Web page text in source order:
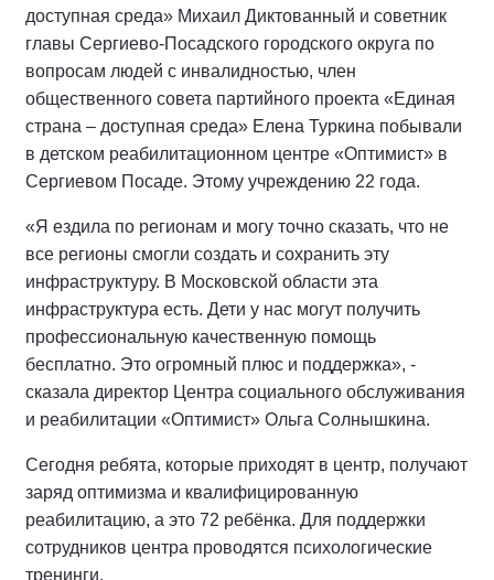
доступная среда» Михаил Диктованный и советник
главы Сергиево-Посадского городского округа по
вопросам людей с инвалидностью, член
общественного совета партийного проекта «Единая
страна – доступная среда» Елена Туркина побывали
в детском реабилитационном центре «Оптимист» в
Сергиевом Посаде. Этому учреждению 22 года.
«Я ездила по регионам и могу точно сказать, что не
все регионы смогли создать и сохранить эту
инфраструктуру. В Московской области эта
инфраструктура есть. Дети у нас могут получить
профессиональную качественную помощь
бесплатно. Это огромный плюс и поддержка», -
сказала директор Центра социального обслуживания
и реабилитации «Оптимист» Ольга Солнышкина.
Сегодня ребята, которые приходят в центр, получают
заряд оптимизма и квалифицированную
реабилитацию, а это 72 ребёнка. Для поддержки
сотрудников центра проводятся психологические
тренинги.